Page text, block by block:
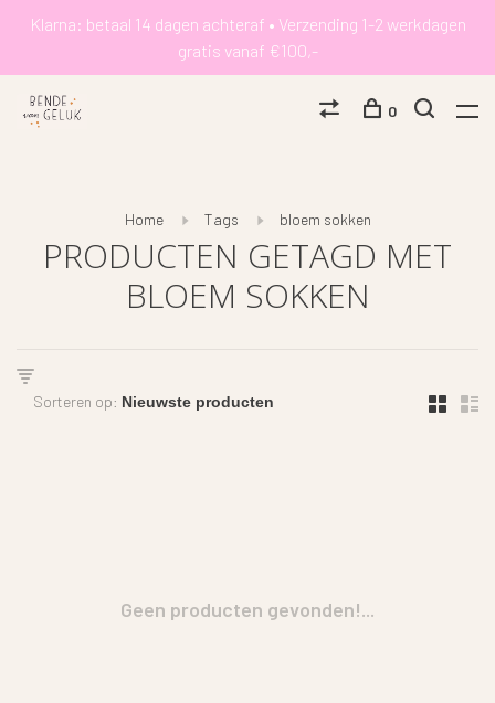
Klarna: betaal 14 dagen achteraf • Verzending 1-2 werkdagen
gratis vanaf €100,-
0
Home Tags bloem sokken
PRODUCTEN GETAGD MET
BLOEM SOKKEN
Sorteren op:
Geen producten gevonden!...